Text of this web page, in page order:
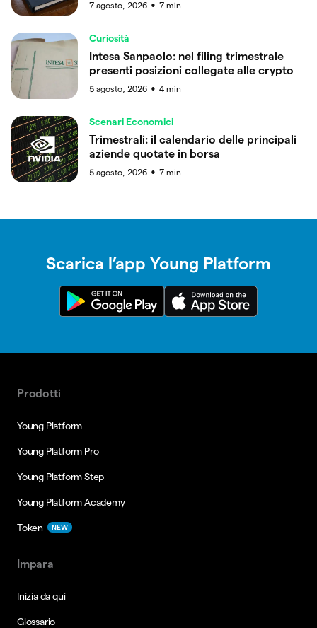
7 agosto, 2026 ● 7 min
Curiosità
Intesa Sanpaolo: nel filing trimestrale
presenti posizioni collegate alle crypto
5 agosto, 2026 ● 4 min
Scenari Economici
Trimestrali: il calendario delle principali
aziende quotate in borsa
5 agosto, 2026 ● 7 min
Scarica l’app Young Platform
Prodotti
Young Platform
Young Platform Pro
Young Platform Step
Young Platform Academy
Token NEW
Impara
Inizia da qui
Glossario